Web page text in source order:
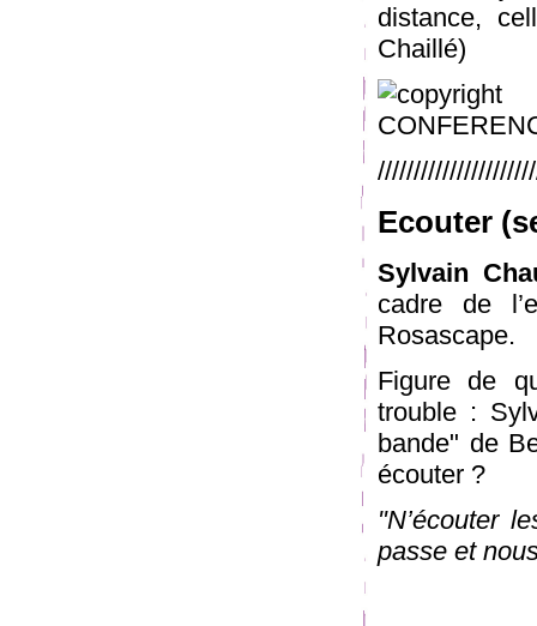
distance,
Chaillé)
Ecouter
Sylvain
cadre de
Rosascape.
Figure de
trouble :
bande" de
écouter ?
"N’écouter
passe et